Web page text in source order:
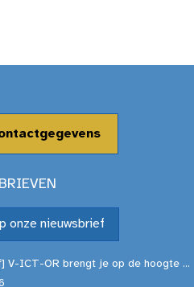
onze nieuwsbrief
V-ICT-OR brengt je op de hoogte ...